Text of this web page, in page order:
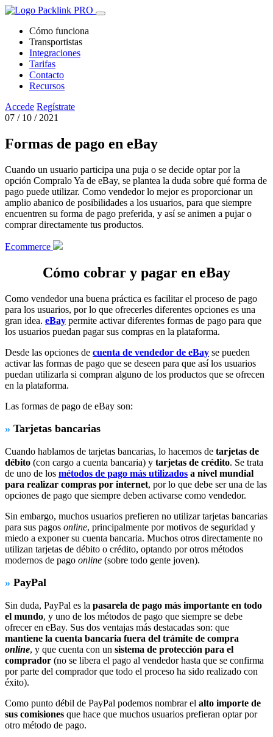
Cómo funciona
Transportistas
Integraciones
Tarifas
Contacto
Recursos
Accede Regístrate
07 / 10 / 2021
Formas de pago en eBay
Cuando un usuario participa una puja o se decide optar por la
opción Compralo Ya de eBay, se plantea la duda sobre qué forma de
pago puede utilizar. Como vendedor lo mejor es proporcionar un
amplio abanico de posibilidades a los usuarios, para que siempre
encuentren su forma de pago preferida, y así se animen a pujar o
comprar directamente tus productos.
Ecommerce
Cómo cobrar y pagar en eBay
Como vendedor una buena práctica es facilitar el proceso de pago
para los usuarios, por lo que ofrecerles diferentes opciones es una
gran idea. eBay permite activar diferentes formas de pago para que
los usuarios puedan pagar sus compras en la plataforma.
Desde las opciones de cuenta de vendedor de eBay se pueden
activar las formas de pago que se deseen para que así los usuarios
puedan utilizarla si compran alguno de los productos que se ofrecen
en la plataforma.
Las formas de pago de eBay son:
» Tarjetas bancarias
Cuando hablamos de tarjetas bancarias, lo hacemos de tarjetas de
débito (con cargo a cuenta bancaria) y tarjetas de crédito. Se trata
de uno de los métodos de pago más utilizados a nivel mundial
para realizar compras por internet, por lo que debe ser una de las
opciones de pago que siempre deben activarse como vendedor.
Sin embargo, muchos usuarios prefieren no utilizar tarjetas bancarias
para sus pagos online, principalmente por motivos de seguridad y
miedo a exponer su cuenta bancaria. Muchos otros directamente no
utilizan tarjetas de débito o crédito, optando por otros métodos
modernos de pago online (sobre todo gente joven).
» PayPal
Sin duda, PayPal es la pasarela de pago más importante en todo
el mundo, y uno de los métodos de pago que siempre se debe
ofrecer en eBay. Sus dos ventajas más destacadas son: que
mantiene la cuenta bancaria fuera del trámite de compra
online, y que cuenta con un sistema de protección para el
comprador (no se libera el pago al vendedor hasta que se confirma
por parte del comprador que todo el proceso ha sido realizado con
éxito).
Como punto débil de PayPal podemos nombrar el alto importe de
sus comisiones que hace que muchos usuarios prefieran optar por
otro método de pago.